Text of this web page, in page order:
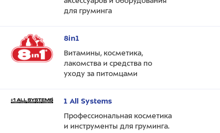
для груминга
8in1
Витамины, косметика,
лакомства и средства по
уходу за питомцами
1 All Systems
Профессиональная косметика
и инструменты для груминга.